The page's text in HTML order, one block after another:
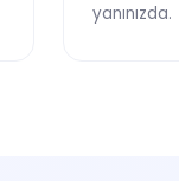
yanınızda.